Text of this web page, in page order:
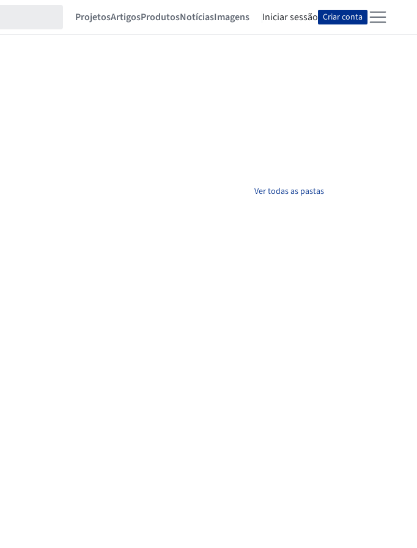
ProjetosArtigosProdutosNotíciasImagens Iniciar sessão Criar conta
Ver todas as pastas